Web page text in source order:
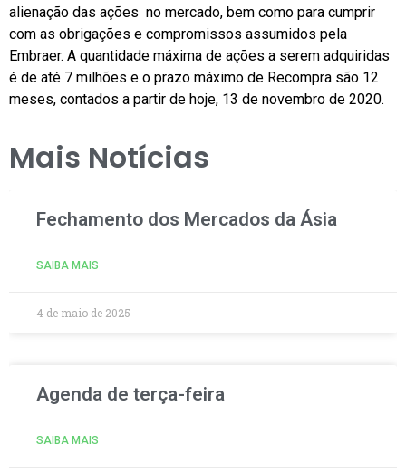
alienação das ações no mercado, bem como para cumprir
com as obrigações e compromissos assumidos pela
Embraer. A quantidade máxima de ações a serem adquiridas
é de até 7 milhões e o prazo máximo de Recompra são 12
meses, contados a partir de hoje, 13 de novembro de 2020.
Mais Notícias
Fechamento dos Mercados da Ásia
SAIBA MAIS
4 de maio de 2025
Agenda de terça-feira
SAIBA MAIS